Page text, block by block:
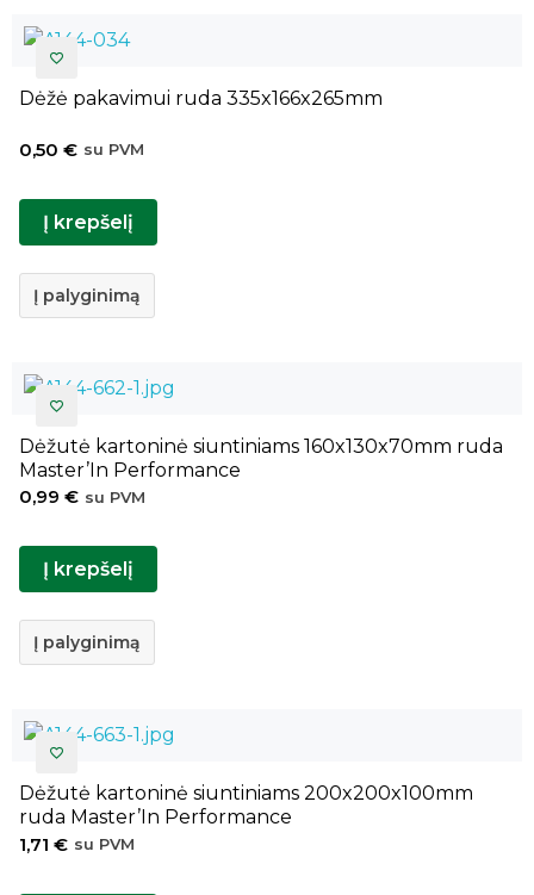
Dėžė pakavimui ruda 335x166x265mm
0,50 € su PVM
Į krepšelį
Į palyginimą
Dėžutė kartoninė siuntiniams 160x130x70mm ruda
Master’In Performance
0,99 € su PVM
Į krepšelį
Į palyginimą
Dėžutė kartoninė siuntiniams 200x200x100mm
ruda Master’In Performance
1,71 € su PVM